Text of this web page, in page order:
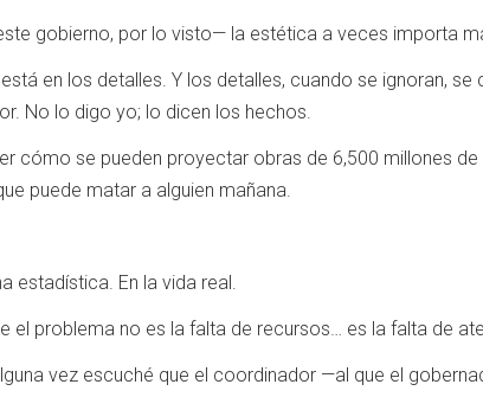
gobierno, por lo visto— la estética a veces importa
en los detalles. Y los detalles, cuando se ignoran,
No lo digo yo; lo dicen los hechos.
cómo se pueden proyectar obras de 6,500 millones
puede matar a alguien mañana.
estadística. En la vida real.
el problema no es la falta de recursos… es la falta de
vez escuché que el coordinador —al que el